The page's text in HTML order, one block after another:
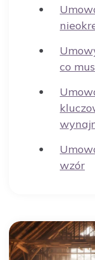
co
wzór
Post